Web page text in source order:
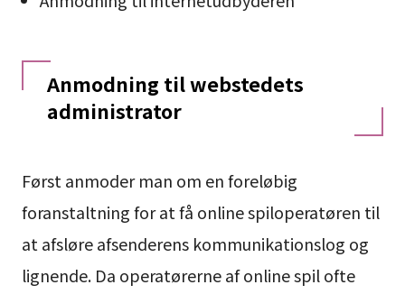
Anmodning til webstedets
administrator
Først anmoder man om en foreløbig
foranstaltning for at få online spiloperatøren til
at afsløre afsenderens kommunikationslog og
lignende. Da operatørerne af online spil ofte